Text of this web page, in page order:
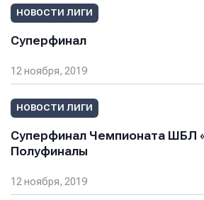
НОВОСТИ ЛИГИ
Суперфинал
12 ноября, 2019
НОВОСТИ ЛИГИ
Суперфинал Чемпионата ШБЛ
Полуфиналы
12 ноября, 2019